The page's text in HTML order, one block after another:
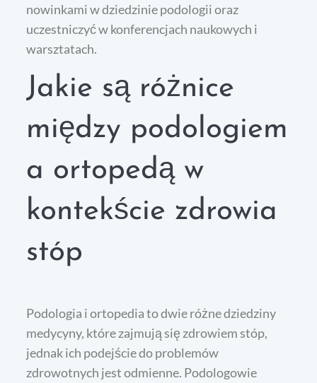
nowinkami w dziedzinie podologii oraz
uczestniczyć w konferencjach naukowych i
warsztatach.
Jakie są różnice
między podologiem
a ortopedą w
kontekście zdrowia
stóp
Podologia i ortopedia to dwie różne dziedziny
medycyny, które zajmują się zdrowiem stóp,
jednak ich podejście do problemów
zdrowotnych jest odmienne. Podologowie